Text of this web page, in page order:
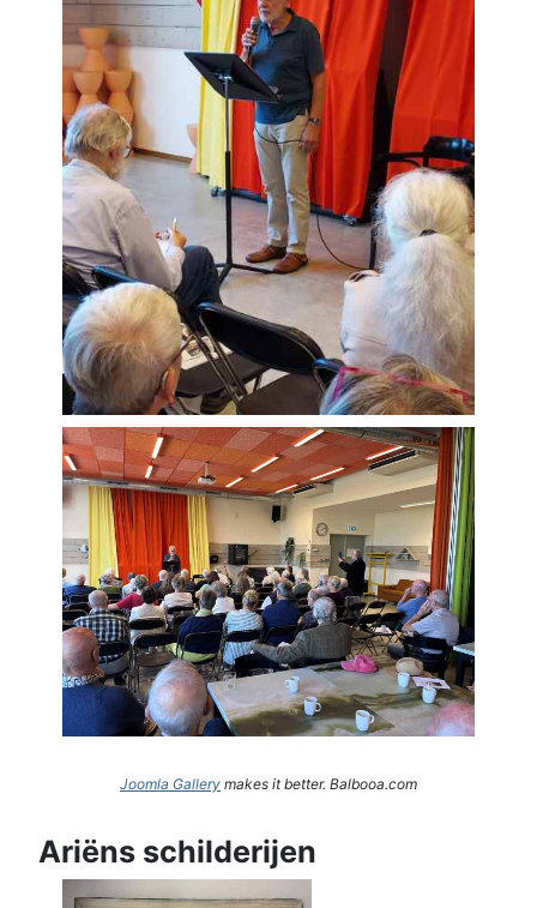
Joomla Gallery makes it better. Balbooa.com
Ariëns schilderijen